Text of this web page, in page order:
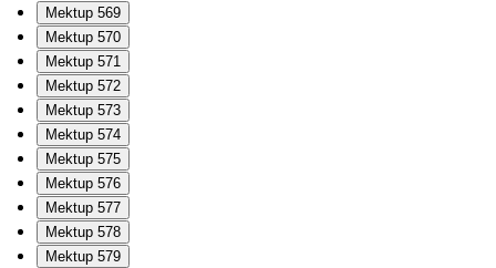
Mektup 569
Mektup 570
Mektup 571
Mektup 572
Mektup 573
Mektup 574
Mektup 575
Mektup 576
Mektup 577
Mektup 578
Mektup 579